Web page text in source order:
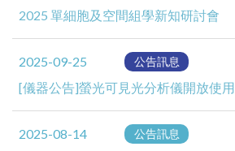
2025 單細胞及空間組學新知研討會
2025-09-25 公告訊息
[儀器公告]螢光可見光分析儀開放使用
2025-08-14 公告訊息